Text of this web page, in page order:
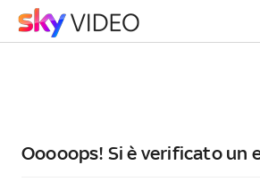
Ooooops! Si è verificato un